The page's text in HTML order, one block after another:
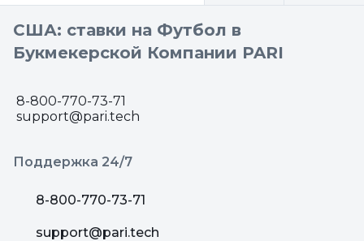
США: ставки на Футбол в
Букмекерской Компании PARI
8-800-770-73-71
support@pari.tech
Поддержка 24/7
8-800-770-73-71
support@pari.tech